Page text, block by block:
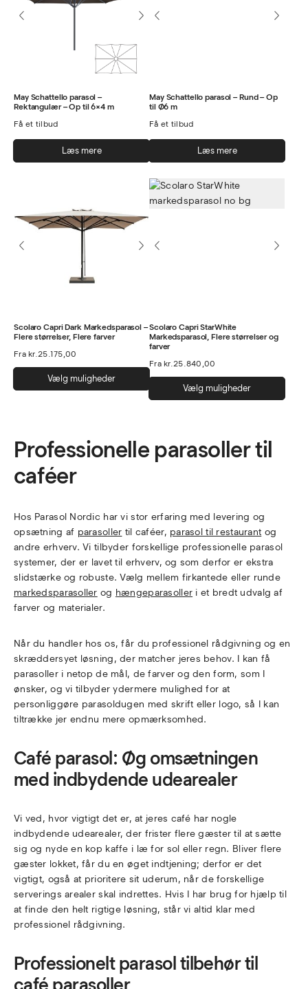
May Schattello parasol –
Rektangulær – Op til 6×4 m
Få et tilbud
Læs mere
May Schattello parasol – Rund – Op
til Ø6 m
Få et tilbud
Læs mere
Scolaro Capri Dark Markedsparasol –
Flere størrelser, Flere farver
Frakr.25.175,00
Vælg muligheder
Dette
har
Mulighederne
kan
Scolaro Capri StarWhite
Markedsparasol, Flere størrelser og
farver
Frakr.25.840,00
Vælg muligheder
vare
Professionelle parasoller til
caféer
Hos Parasol Nordic har vi stor erfaring med levering og
opsætning af parasoller til caféer, parasol til restaurant og
andre erhverv. Vi tilbyder forskellige professionelle parasol
systemer, der er lavet til erhverv, og som derfor er ekstra
slidstærke og robuste. Vælg mellem firkantede eller runde
markedsparasoller og hængeparasoller i et bredt udvalg af
farver og materialer.
Når du handler hos os, får du professionel rådgivning og en
skræddersyet løsning, der matcher jeres behov. I kan få
parasoller i netop de mål, de farver og den form, som I
ønsker, og vi tilbyder ydermere mulighed for at
personliggøre parasoldugen med skrift eller logo, så I kan
tiltrække jer endnu mere opmærksomhed.
Café parasol: Øg omsætningen
med indbydende udearealer
Vi ved, hvor vigtigt det er, at jeres café har nogle
indbydende udearealer, der frister flere gæster til at sætte
sig og nyde en kop kaffe i læ for sol eller regn. Bliver flere
gæster lokket, får du en øget indtjening; derfor er det
vigtigt, også at prioritere sit uderum, når de forskellige
serverings arealer skal indrettes. Hvis I har brug for hjælp til
at finde den helt rigtige løsning, står vi altid klar med
professionel rådgivning.
Professionelt parasol tilbehør til